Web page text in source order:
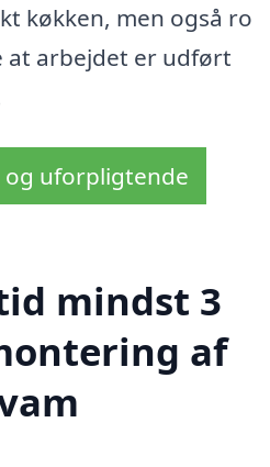
køkken, men også ro
at arbejdet er udført
og uforpligtende
mindst 3
af